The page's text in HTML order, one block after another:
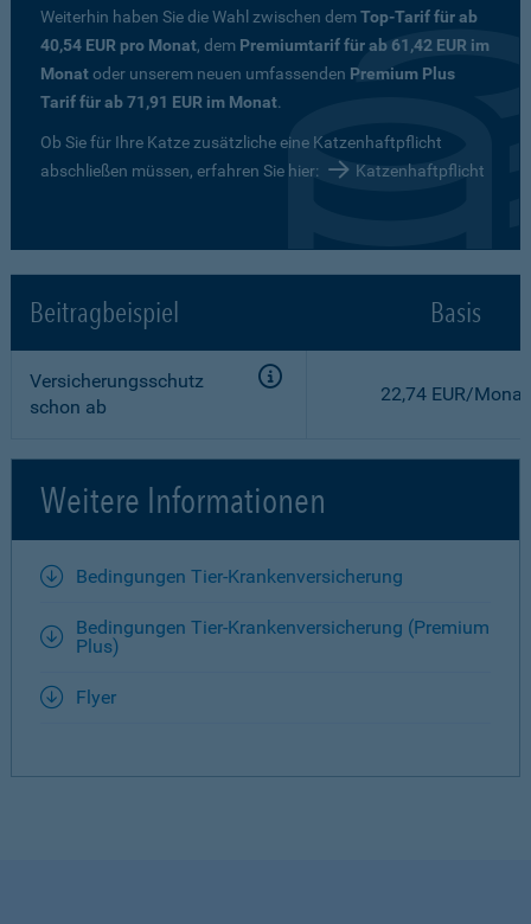
Weiterhin haben Sie die Wahl zwischen demTop-Tarif für ab
40,54 EUR pro Monat, dem Premiumtarif für ab 61,42 EUR im
Monatoder unserem neuen umfassenden Premium Plus
Tarif für ab 71,91 EUR im Monat.
Ob Sie für Ihre Katze zusätzliche eine Katzenhaftpflicht
abschließen müssen, erfahren Sie hier:
Katzenhaftpflicht
Beitragbeispiel Basis
Versicherungsschutz
schon ab
22,74 EUR/Monat
Weitere Informationen
Bedingungen Tier-Krankenversicherung
Bedingungen Tier-Krankenversicherung (Premium
Plus)
Flyer